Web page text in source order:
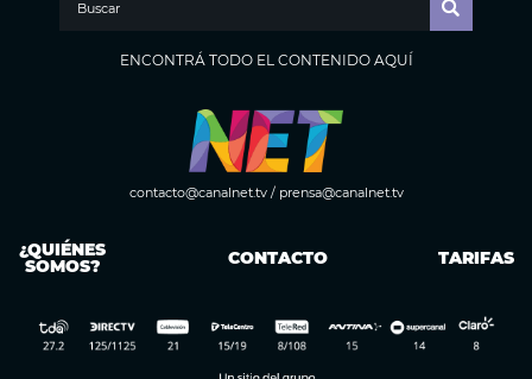
ENCONTRÁ TODO EL CONTENIDO AQUÍ
contacto@canalnet.tv/ prensa@canalnet.tv
¿QUIÉNES
SOMOS? CONTACTO TARIFAS